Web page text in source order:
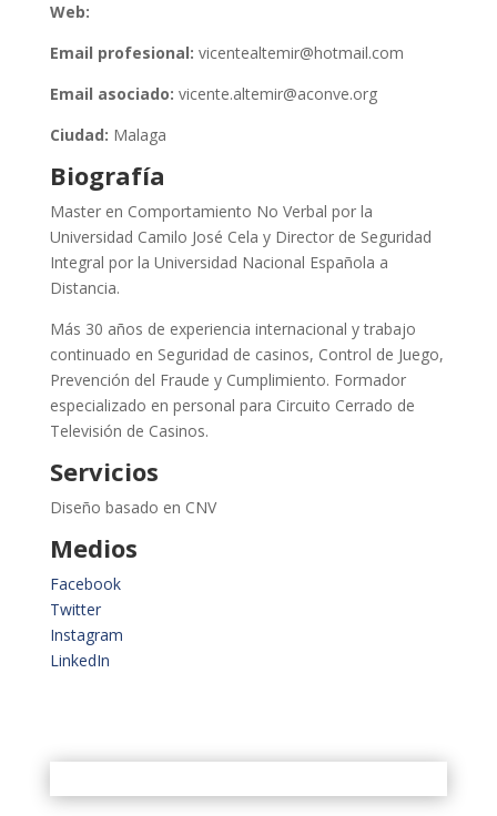
Web:
Email profesional: vicentealtemir@hotmail.com
Email asociado: vicente.altemir@aconve.org
Ciudad: Malaga
Biografía
Master en Comportamiento No Verbal por la
Universidad Camilo José Cela y Director de Seguridad
Integral por la Universidad Nacional Española a
Distancia.
Más 30 años de experiencia internacional y trabajo
continuado en Seguridad de casinos, Control de Juego,
Prevención del Fraude y Cumplimiento. Formador
especializado en personal para Circuito Cerrado de
Televisión de Casinos.
Servicios
Diseño basado en CNV
Medios
Facebook
Twitter
Instagram
LinkedIn